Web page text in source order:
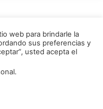
web para brindarle la
sus preferencias y
usted acepta el
.